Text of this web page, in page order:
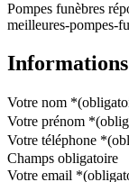
Pompes funèbres
meilleures-pompes-
Votre nom *
Votre prénom *
Votre téléphone *
Champs obligatoire
Votre email *